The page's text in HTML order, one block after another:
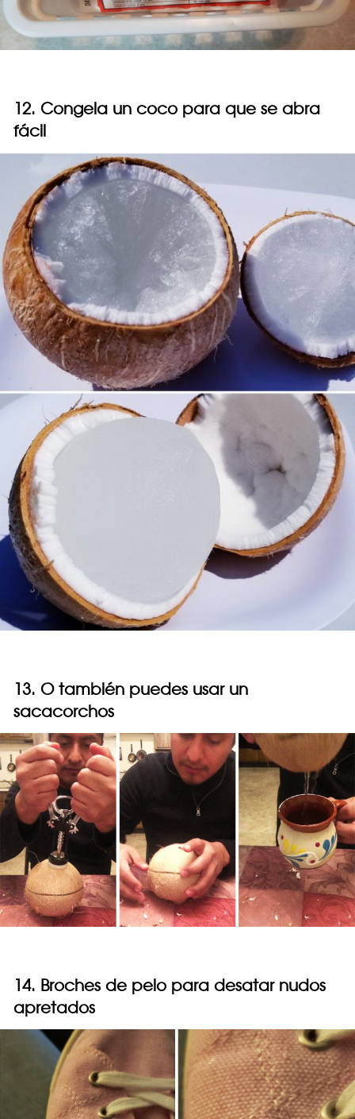
12. Congela un coco para que se abra
fácil
13. O también puedes usar un
sacacorchos
14. Broches de pelo para desatar nudos
apretados